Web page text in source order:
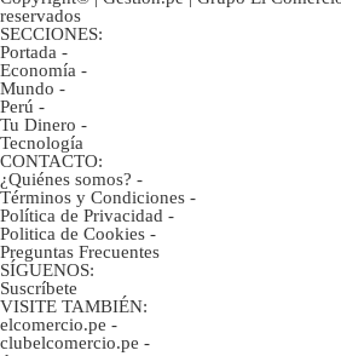
reservados
SECCIONES:
Portada -
Economía -
Mundo -
Perú -
Tu Dinero -
Tecnología
CONTACTO:
¿Quiénes somos? -
Términos y Condiciones -
Política de Privacidad -
Politica de Cookies -
Preguntas Frecuentes
SÍGUENOS:
Suscríbete
VISITE TAMBIÉN:
elcomercio.pe -
clubelcomercio.pe -